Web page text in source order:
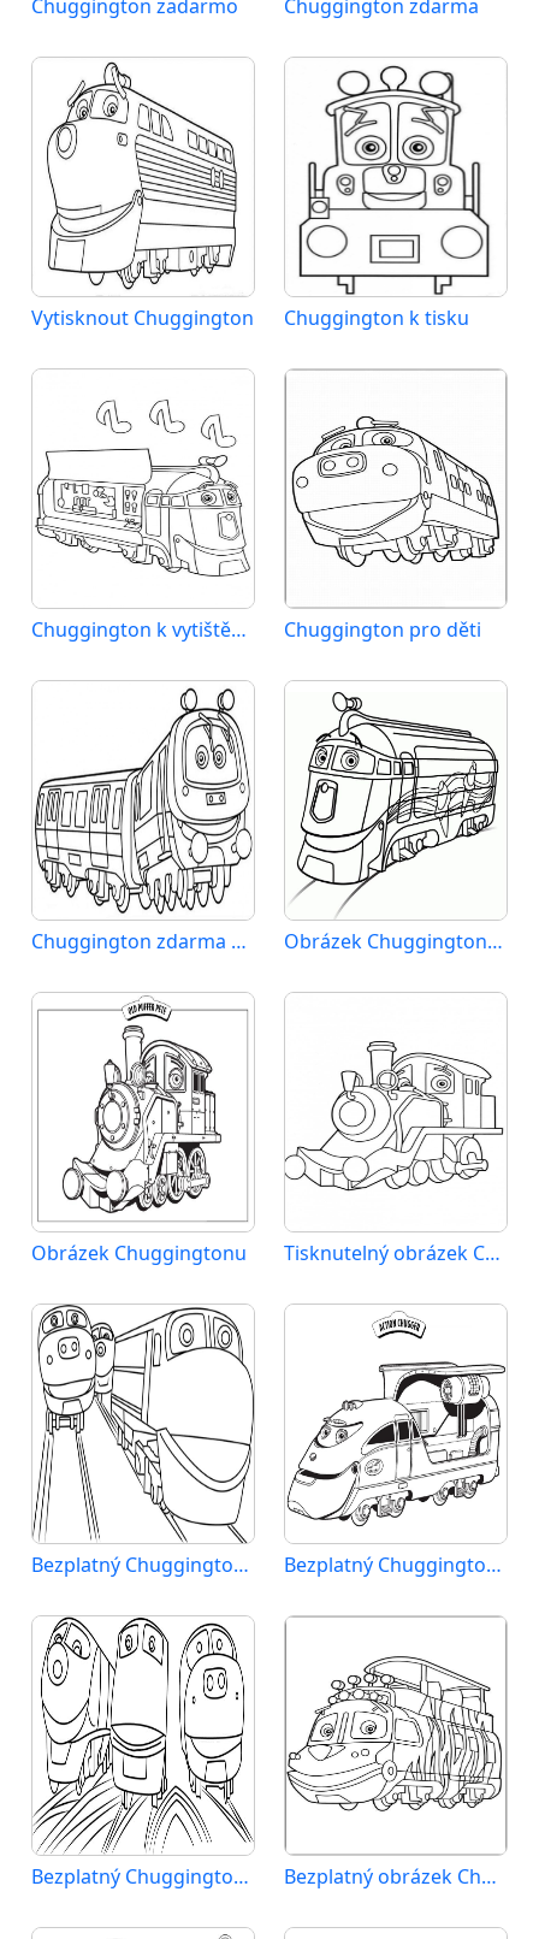
Chuggington zadarmo Chuggington zdarma
Vytisknout Chuggington Chuggington k tisku
Chuggington k vytištění pro děti Chuggington pro děti
Chuggington zdarma pro děti Obrázek Chuggingtonu zdarma
Obrázek Chuggingtonu Tisknutelný obrázek Chuggingtonu
Bezplatný Chuggington k tisku Bezplatný Chuggington k vytisknutí
Bezplatný Chuggington pro děti Bezplatný obrázek Chuggingtonu